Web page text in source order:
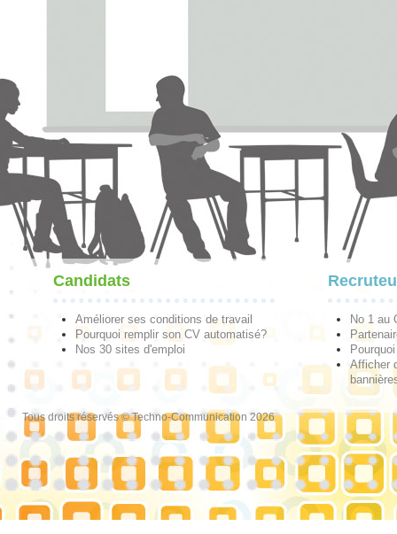
Candidats
Améliorer ses conditions de travail
Pourquoi remplir son CV automatisé?
Nos 30 sites d'emploi
No 1 au
Afficher
Tous droits réservés © Techno-Communication 2026